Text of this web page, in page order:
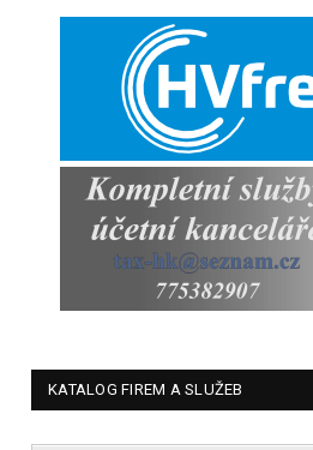
KATALOG FIREM A SLUŽEB